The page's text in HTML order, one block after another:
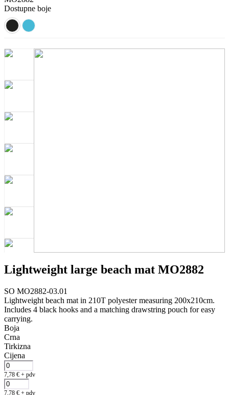
Dostupne boje
Lightweight large beach mat MO2882
SO MO2882-03.01
Lightweight beach mat in 210T polyester measuring 200x210cm.
Includes 4 black hooks and a matching drawstring pouch for easy
carrying.
Boja
Crna
Tirkizna
Cijena
7,78 € + pdv
7,78 € + pdv